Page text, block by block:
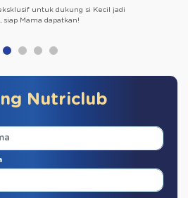
untuk dukung si Kecil jadi
siap Mama dapatkan!
Nutriclub